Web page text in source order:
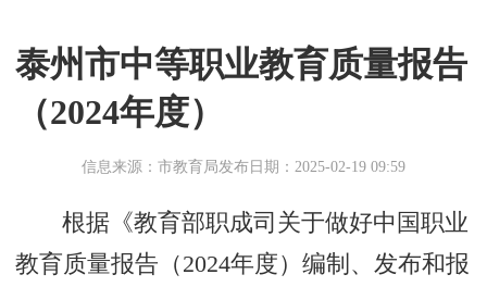
泰州市中等职业教育质量报告
（2024年度）
信息来源：市教育局发布日期：2025-02-19 09:59
根据《教育部职成司关于做好中国职业
教育质量报告（2024年度）编制、发布和报